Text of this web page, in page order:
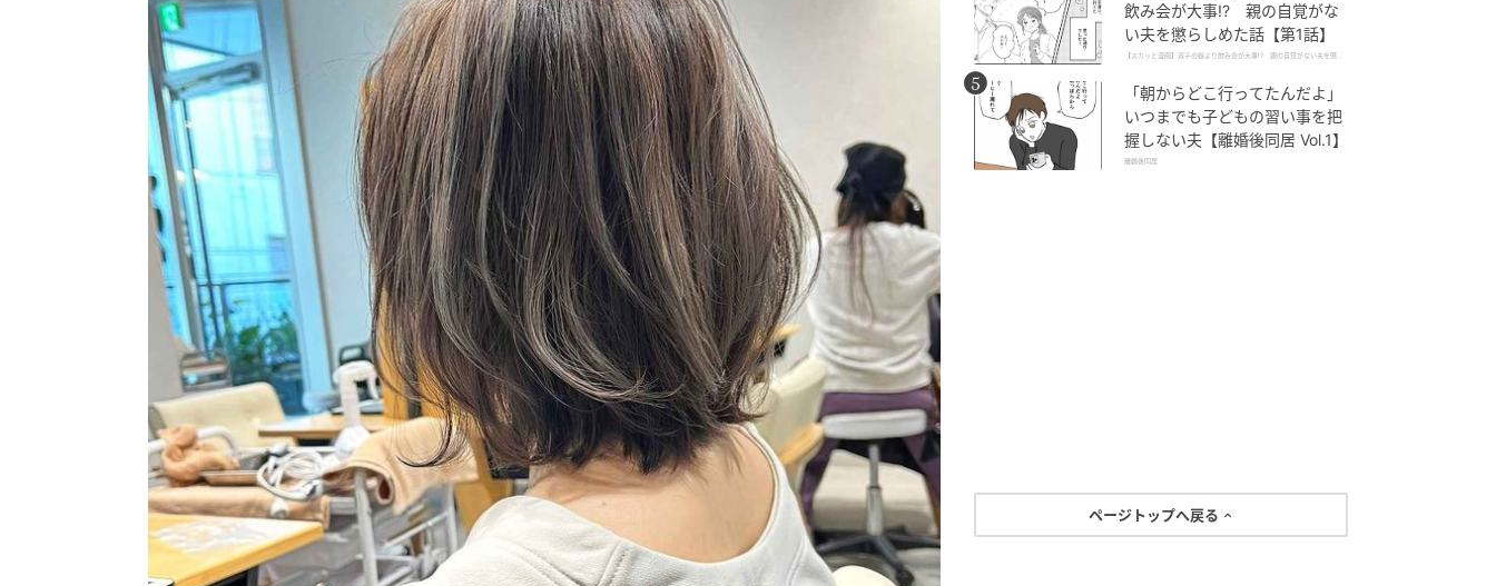
飲み会が大事!? 親の自覚がな
い夫を懲らしめた話【第1話】
【スカッと漫画】双子の娘より飲み会が大事!? 親の自覚がない夫を懲ら
「朝からどこ行ってたんだよ」
いつまでも子どもの習い事を把
握しない夫【離婚後同居 Vol.1】
離婚後同居
ページトップへ戻る